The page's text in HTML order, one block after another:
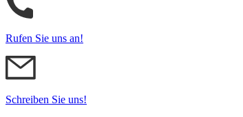
Rufen Sie uns an!
Schreiben Sie uns!